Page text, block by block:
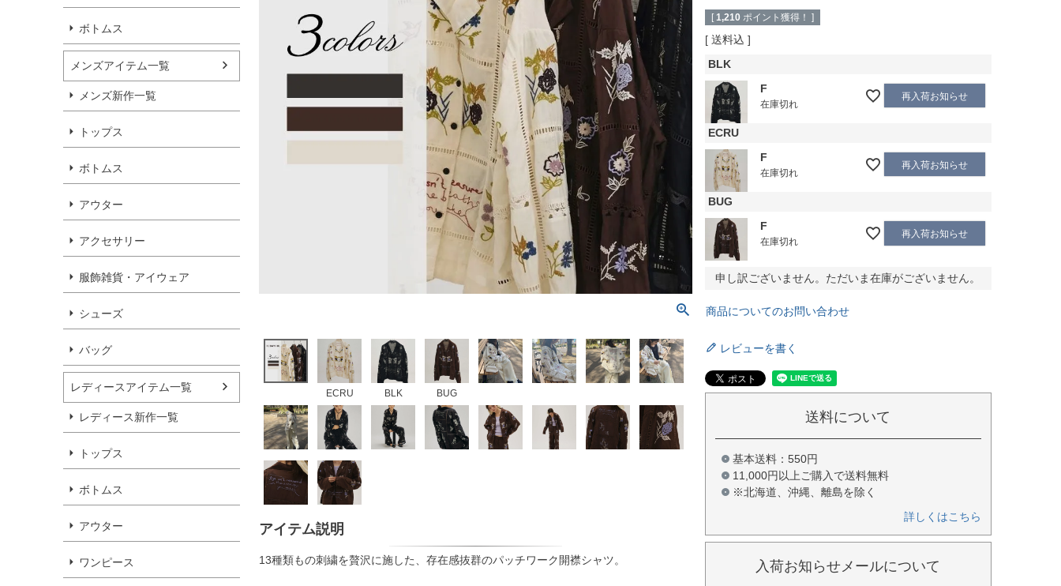
ボトムス
メンズアイテム一覧
メンズ新作一覧
トップス
ボトムス
アウター
アクセサリー
服飾雑貨・アイウェア
シューズ
バッグ
レディースアイテム一覧
レディース新作一覧
トップス
ボトムス
アウター
ワンピース
ECRU BLK BUG
アイテム説明
13種類もの刺繍を贅沢に施した、存在感抜群のパッチワーク開襟シャツ。
[ 1,210 ポイント獲得！ ]
送料込
BLK
F
在庫切れ
再入荷お知らせ
ECRU
F
在庫切れ
再入荷お知らせ
BUG
F
在庫切れ
再入荷お知らせ
申し訳ございません。ただいま在庫がございません。
商品についてのお問い合わせ
レビューを書く
送料について
基本送料：550円
11,000円以上ご購入で送料無料
※北海道、沖縄、離島を除く
詳しくはこちら
入荷お知らせメールについて